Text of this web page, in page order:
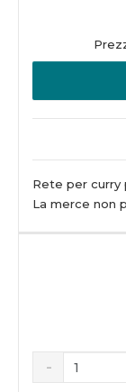
Rete per curry
La merce non